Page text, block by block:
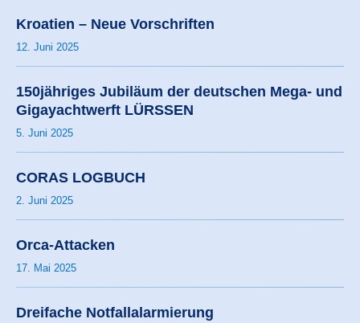
Kroatien – Neue Vorschriften
12. Juni 2025
150jähriges Jubiläum der deutschen Mega- und
Gigayachtwerft LÜRSSEN
5. Juni 2025
CORAS LOGBUCH
2. Juni 2025
Orca-Attacken
17. Mai 2025
Dreifache Notfallalarmierung